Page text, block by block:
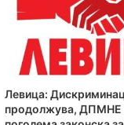
Левица:
продолжува, ДПМНЕ